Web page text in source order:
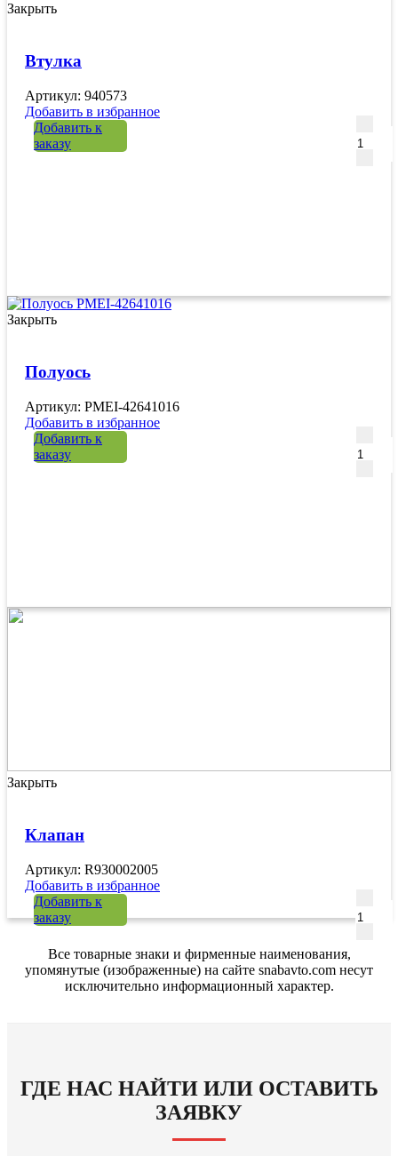
Закрыть
Втулка
Артикул: 940573
Добавить в избранное
Добавить к
заказу
Закрыть
Полуось
Артикул: PMEI-42641016
Добавить в избранное
Добавить к
заказу
Закрыть
Клапан
Артикул: R930002005
Добавить в избранное
Добавить к
заказу
Все товарные знаки и фирменные наименования,
упомянутые (изображенные) на сайте snabavto.com несут
исключительно информационный характер.
ГДЕ НАС НАЙТИ ИЛИ ОСТАВИТЬ
ЗАЯВКУ